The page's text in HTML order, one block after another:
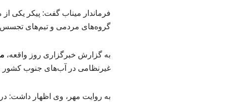
فرماندار میناب گفت: پیکر یکی
گروه‌های مردمی و تیم‌های تجسس
به گزارش خبرگزاری روز واقعه،
غیرنظامی در آب‌های جنوب کشور
به روایت مهر، وی اظهار داشت: